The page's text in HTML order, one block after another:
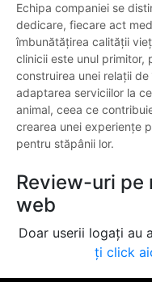
Echipa companiei se
dedicare, fiecare act
îmbunătățirea calității
clinicii este unul primitor,
construirea unei relații
adaptarea serviciilor la
animal, ceea ce
crearea unei experiențe
pentru stăpânii lor.
Review-uri pe
web
Doar userii logați au
ți click